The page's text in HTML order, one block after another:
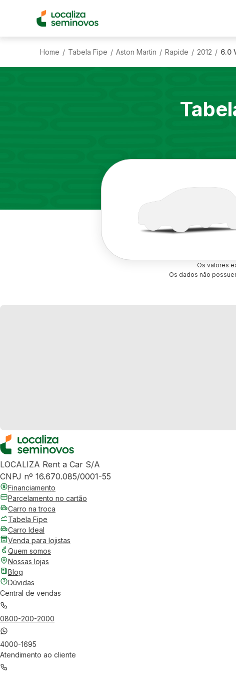
Home / Tabela Fipe / Aston Martin / Rapide / 2012 / 6.0
Os valores
Os dados não
LOCALIZA Rent a Car S/A
CNPJ nº 16.670.085/0001-55
Financiamento
Parcelamento no cartão
Carro na troca
Tabela Fipe
Carro Ideal
Venda para lojistas
Quem somos
Nossas lojas
Blog
Dúvidas
Central de vendas
0800-200-2000
4000-1695
Atendimento ao cliente